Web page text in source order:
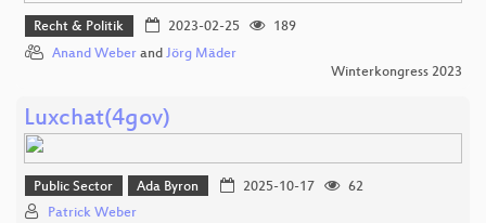
Recht & Politik 2023-02-25
189
Anand Weber and Jörg Mäder
Winterkongress 2023
Luxchat(4gov)
Public Sector Ada Byron 2025-10-17
62
Patrick Weber